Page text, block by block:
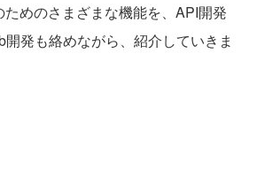
めのさまざまな機能を、API開発
発も絡めながら、紹介していきま